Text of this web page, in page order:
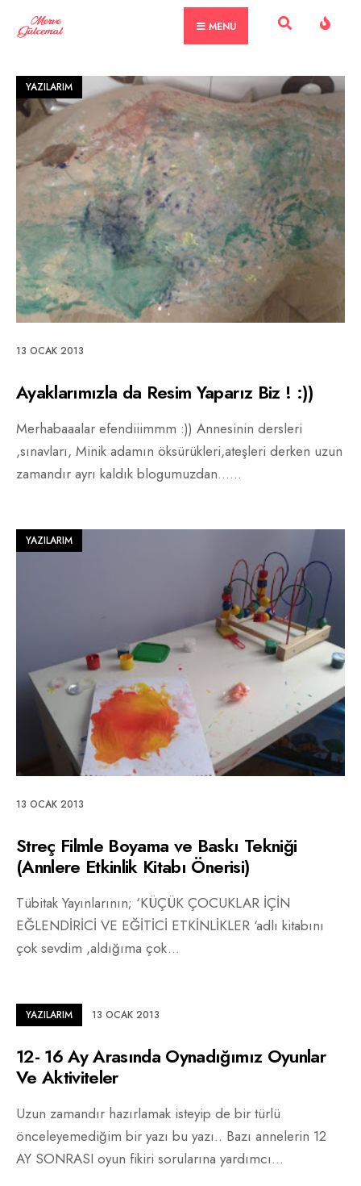
MENU
YAZILARIM
13 OCAK 2013
Ayaklarımızla da Resim Yaparız Biz ! :))
Merhabaaalar efendiiimmm :)) Annesinin dersleri
,sınavları, Minik adamın öksürükleri,ateşleri derken uzun
zamandır ayrı kaldık blogumuzdan…...
YAZILARIM
13 OCAK 2013
Streç Filmle Boyama ve Baskı Tekniği
(Annlere Etkinlik Kitabı Önerisi)
Tübitak Yayınlarının; ‘KÜÇÜK ÇOCUKLAR İÇİN
EĞLENDİRİCİ VE EĞİTİCİ ETKİNLİKLER ‘adlı kitabını
çok sevdim ,aldığıma çok...
YAZILARIM 13 OCAK 2013
12- 16 Ay Arasında Oynadığımız Oyunlar
Ve Aktiviteler
Uzun zamandır hazırlamak isteyip de bir türlü
önceleyemediğim bir yazı bu yazı.. Bazı annelerin 12
AY SONRASI oyun fikiri sorularına yardımcı...